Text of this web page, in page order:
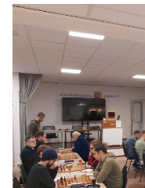
RONDE
12